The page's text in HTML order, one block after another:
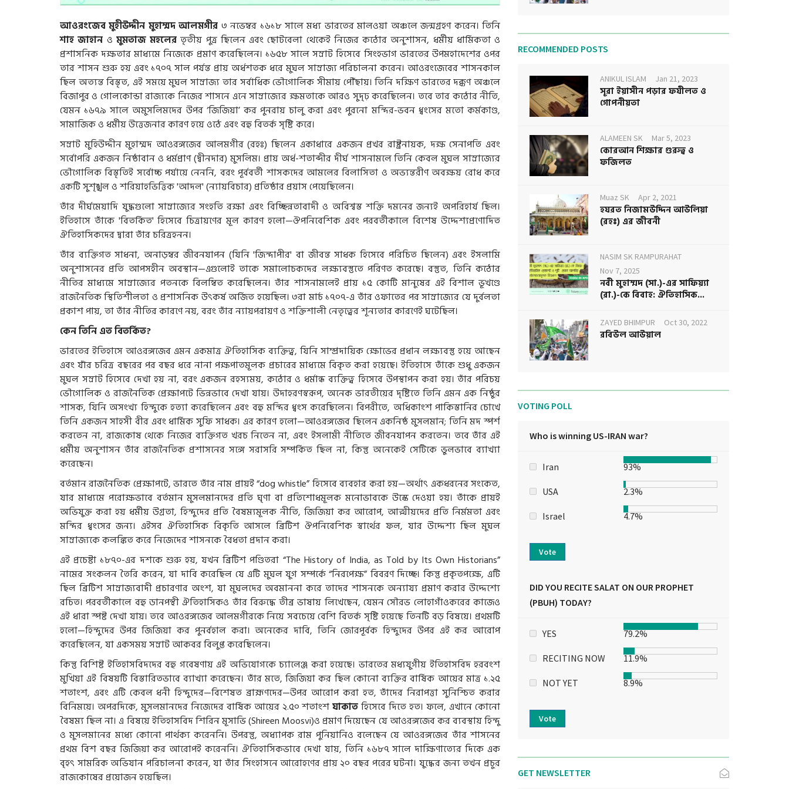
আওরংজেব মুহীউদ্দীন মুহাম্মদ আলমগীর ৩ নভেম্বর ১৬১৮ সালে মধ্য ভারতের মালওয়া অঞ্চলে জন্মগ্রহণ করেন। তিনি
শাহ জাহান ও মুমতাজ মহলের তৃতীয় পুত্র ছিলেন এবং ছোটবেলা থেকেই নিজের কঠোর অনুশাসন, ধর্মীয় ধার্মিকতা ও
প্রশাসনিক দক্ষতার মাধ্যমে নিজেকে প্রমাণ করেছিলেন। ১৬৫৮ সালে সম্রাট হিসেবে সিংহভাগ ভারতের উপমহাদেশের ওপর
তার শাসন শুরু হয় এবং ১৭০৭ সাল পর্যন্ত প্রায় অর্ধশতক ধরে মুঘল সাম্রাজ্য পরিচালনা করেন। আওরংজেবের শাসনকাল
ছিল অত্যন্ত বিস্তৃত, এই সময়ে মুঘল সাম্রাজ্য তার সর্বাধিক ভৌগোলিক সীমায় পৌঁছায়। তিনি দক্ষিণ ভারতের দক্কণ অঞ্চলে
বিজাপুর ও গোলকোন্ডা রাজ্যকে নিজের শাসনে এনে সাম্রাজ্যের ক্ষমতাকে আরও সুদৃঢ় করেছিলেন। তবে তার কঠোর নীতি,
যেমন ১৬৭৯ সালে অমুসলিমদের উপর ‘জিজিয়া’ কর পুনরায় চালু করা এবং পুরনো মন্দির-ভবন ধ্বংসের মতো কর্মকাণ্ড,
সামাজিক ও ধর্মীয় উত্তেজনার কারণ হয়ে ওঠে এবং বহু বিতর্ক সৃষ্টি করে।
সম্রাট মুহিউদ্দীন মুহাম্মদ আওরঙ্গজেব আলমগীর (রহঃ) ছিলেন একাধারে একজন প্রখর রাষ্ট্রনায়ক, দক্ষ সেনাপতি এবং
সর্বোপরি একজন নিষ্ঠাবান ও ধর্মপ্রাণ (দ্বীনদার) মুসলিম। প্রায় অর্ধ-শতাব্দীর দীর্ঘ শাসনামলে তিনি কেবল মুঘল সাম্রাজ্যের
ভৌগোলিক বিস্তৃতিই সর্বোচ্চ পর্যায়ে নেননি, বরং পূর্ববর্তী শাসকদের আমলের বিলাসিতা ও অভ্যন্তরীণ অবক্ষয় রোধ করে
একটি সুশৃঙ্খল ও শরিয়াহভিত্তিক 'আদল' (ন্যায়বিচার) প্রতিষ্ঠার প্রয়াস পেয়েছিলেন।
তাঁর দীর্ঘমেয়াদি যুদ্ধগুলো সাম্রাজ্যের সংহতি রক্ষা এবং বিচ্ছিন্নতাবাদী ও অবিশ্বস্ত শক্তি দমনের জন্যই অপরিহার্য ছিল।
ইতিহাসে তাঁকে 'বিতর্কিত' হিসেবে চিত্রায়ণের মূল কারণ হলো—ঔপনিবেশিক এবং পরবর্তীকালে বিশেষ উদ্দেশ্যপ্রণোদিত
ঐতিহাসিকদের দ্বারা তাঁর চরিত্রহনন।
তাঁর ব্যক্তিগত সাধনা, অনাড়ম্বর জীবনযাপন (যিনি 'জিন্দাপীর' বা জীবন্ত সাধক হিসেবে পরিচিত ছিলেন) এবং ইসলামি
অনুশাসনের প্রতি আপসহীন অবস্থান—এগুলোই তাকে সমালোচকদের লক্ষ্যবস্তুতে পরিণত করেছে। বস্তুত, তিনি কঠোর
নীতির মাধ্যমে সাম্রাজ্যের পতনকে বিলম্বিত করেছিলেন। তাঁর শাসনামলেই প্রায় ১৫ কোটি মানুষের এই বিশাল ভূখণ্ডে
রাজনৈতিক স্থিতিশীলতা ও প্রশাসনিক উৎকর্ষ অর্জিত হয়েছিল। ৩রা মার্চ ১৭০৭-এ তাঁর ওফাতের পর সাম্রাজ্যের যে দুর্বলতা
প্রকাশ পায়, তা তাঁর নীতির কারণে নয়, বরং তাঁর ন্যায়পরায়ণ ও শক্তিশালী নেতৃত্বের শূন্যতার কারণেই ঘটেছিল।
কেন তিনি এত বিতর্কিত?
ভারতের ইতিহাসে আওরঙ্গজেব এমন একমাত্র ঐতিহাসিক ব্যক্তিত্ব, যিনি সাম্প্রদায়িক ক্ষোভের প্রধান লক্ষ্যবস্তু হয়ে আছেন
এবং যাঁর চরিত্র বছরের পর বছর ধরে নানা পক্ষপাতমূলক প্রচারের মাধ্যমে বিকৃত করা হয়েছে। ইতিহাসে তাঁকে শুধু একজন
মুঘল সম্রাট হিসেবে দেখা হয় না, বরং একজন রহস্যময়, কঠোর ও ধর্মান্ধ ব্যক্তিত্ব হিসেবে উপস্থাপন করা হয়। তাঁর পরিচয়
ভৌগোলিক ও রাজনৈতিক প্রেক্ষাপটে ভিন্নভাবে দেখা যায়। উদাহরণস্বরূপ, অনেক ভারতীয়ের দৃষ্টিতে তিনি এমন এক নিষ্ঠুর
শাসক, যিনি অসংখ্য হিন্দুকে হত্যা করেছিলেন এবং বহু মন্দির ধ্বংস করেছিলেন। বিপরীতে, অধিকাংশ পাকিস্তানির চোখে
তিনি একজন সাহসী বীর এবং ধার্মিক সুফি সাধক। এর কারণ হলো—আওরঙ্গজেব ছিলেন একনিষ্ঠ মুসলমান; তিনি মদ স্পর্শ
করতেন না, রাজকোষ থেকে নিজের ব্যক্তিগত খরচ নিতেন না, এবং ইসলামী নীতিতে জীবনযাপন করতেন। তবে তাঁর এই
ধর্মীয় অনুশাসন তাঁর রাজনৈতিক প্রশাসনের সঙ্গে সরাসরি সম্পর্কিত ছিল না, কিন্তু অনেকেই সেটিকে ভুলভাবে ব্যাখ্যা
করেছেন।
বর্তমান রাজনৈতিক প্রেক্ষাপটে, ভারতে তাঁর নাম প্রায়ই “dog whistle” হিসেবে ব্যবহার করা হয়—অর্থাৎ একধরনের সংকেত,
যার মাধ্যমে পরোক্ষভাবে বর্তমান মুসলমানদের প্রতি ঘৃণা বা প্রতিশোধমূলক মনোভাবকে উস্কে দেওয়া হয়। তাঁকে প্রায়ই
অভিযুক্ত করা হয় ধর্মীয় উগ্রতা, হিন্দুদের প্রতি বৈষম্যমূলক নীতি, জিজিয়া কর আরোপ, আত্মীয়দের প্রতি নির্মমতা এবং
মন্দির ধ্বংসের জন্য। এইসব ঐতিহাসিক বিকৃতি আসলে ব্রিটিশ ঔপনিবেশিক স্বার্থের ফল, যার উদ্দেশ্য ছিল মুঘল
সাম্রাজ্যকে কলঙ্কিত করে নিজেদের শাসনকে বৈধতা প্রদান করা।
এই প্রচেষ্টা ১৮৭০-এর দশকে শুরু হয়, যখন ব্রিটিশ পণ্ডিতরা “The History of India, as Told by Its Own Historians”
নামের সংকলন তৈরি করেন, যা দাবি করেছিল যে এটি মুঘল যুগ সম্পর্কে “নিরপেক্ষ” বিবরণ দিচ্ছে। কিন্তু প্রকৃতপক্ষে, এটি
ছিল ব্রিটিশ সাম্রাজ্যবাদী প্রচারণার অংশ, যা মুঘলদের অবমাননা করে তাদের শাসনকে অন্যায্য প্রমাণ করার উদ্দেশ্যে
রচিত। পরবর্তীকালে বহু ডানপন্থী ঐতিহাসিকও তাঁর বিরুদ্ধে তীব্র ভাষায় লিখেছেন, যেমন সৌরভ লোহাগাঁওকরের কাজেও
এই ধারা স্পষ্ট দেখা যায়। তবে আওরঙ্গজেব আলমগীরকে নিয়ে সবচেয়ে বেশি বিতর্ক সৃষ্টি হয়েছে তিনটি বড় বিষয়ে। প্রথমটি
হলো—হিন্দুদের উপর জিজিয়া কর পুনর্বহাল করা। অনেকের দাবি, তিনি জোরপূর্বক হিন্দুদের উপর এই কর আরোপ
করেছিলেন, যা একসময় সম্রাট আকবর বিলুপ্ত করেছিলেন।
কিন্তু বিশিষ্ট ইতিহাসবিদদের বহু গবেষণায় এই অভিযোগকে চ্যালেঞ্জ করা হয়েছে। ভারতের মধ্যযুগীয় ইতিহাসবিদ হরবংশ
মুখিয়া এই বিষয়টি বিস্তারিতভাবে ব্যাখ্যা করেছেন। তাঁর মতে, জিজিয়া কর ছিল কোনো ব্যক্তির বার্ষিক আয়ের মাত্র ১.২৫
শতাংশ, এবং এটি কেবল ধনী হিন্দুদের—বিশেষত ব্রাহ্মণদের—উপর আরোপ করা হত, তাঁদের নিরাপত্তা সুনিশ্চিত করার
বিনিময়ে। অপরদিকে, মুসলমানদের নিজেদের বার্ষিক আয়ের ২.৫০ শতাংশযাকাতহিসেবে দিতে হত। ফলে, এখানে কোনো
বৈষম্য ছিল না। এ বিষয়ে ইতিহাসবিদ শিরিন মূসাভি (Shireen Moosvi)ও প্রমাণ দিয়েছেন যে আওরঙ্গজেব কর ব্যবস্থায় হিন্দু
ও মুসলমানের মধ্যে কোনো পার্থক্য করেননি। উপরন্তু, অধ্যাপক রাম পুনিয়ানিও বলেছেন যে আওরঙ্গজেব তাঁর শাসনের
প্রথম বিশ বছর জিজিয়া কর আরোপই করেননি। ঐতিহাসিকভাবে দেখা যায়, তিনি ১৬৮৭ সালে দাক্ষিণাত্যের দিকে এক
বৃহৎ সামরিক অভিযান পরিচালনা করেন, যা তাঁর সিংহাসনে আরোহণের প্রায় ২০ বছর পরের ঘটনা। যুদ্ধের জন্য তখন প্রচুর
রাজকোষের প্রয়োজন হয়েছিল।
RECOMMENDED POSTS
ANIKUL ISLAM Jan 21, 2023
সূরা ইয়াসীন পড়ার ফযীলত ও
গোপনীয়তা
ALAMEEN SK Mar 5, 2023
কোরআন শিক্ষার গুরুত্ব ও
ফজিলত
Muaz SK Apr 2, 2021
হযরত নিজামউদ্দিন আউলিয়া
(রহঃ) এর জীবনী
NASIM SK RAMPURAHAT
Nov 7, 2025
নবী মুহাম্মদ (সা.)-এর সাফিয়্যা
(রা.)-কে বিবাহ: ঐতিহাসিক...
ZAYED BHIMPUR Oct 30, 2022
রবিউল আউয়াল
VOTING POLL
Who is winning US-IRAN war?
Iran 93%
USA 2.3%
Israel 4.7%
Vote
DID YOU RECITE SALAT ON OUR PROPHET
(PBUH) TODAY?
YES 79.2%
RECITING NOW 11.9%
NOT YET 8.9%
Vote
GET NEWSLETTER